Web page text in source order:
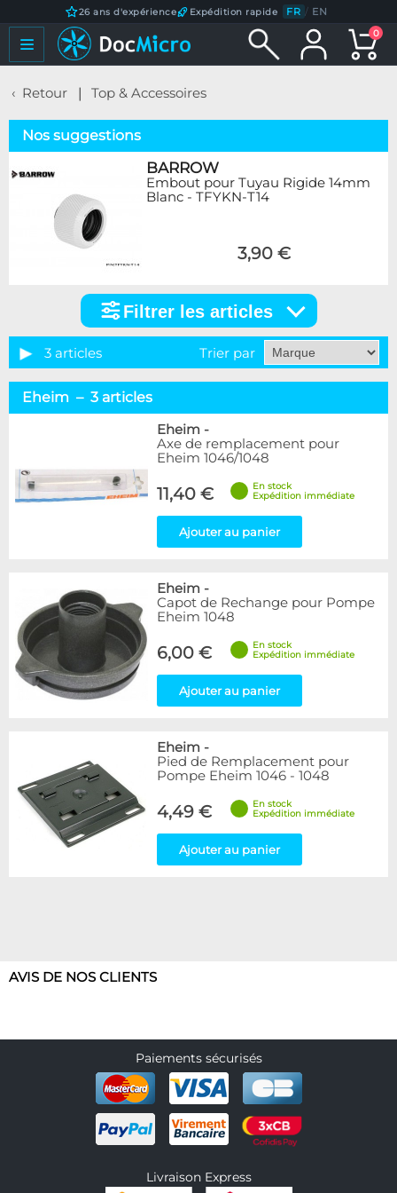
26 ans d'expérience Expédition rapide FR / EN
0
Retour Top & Accessoires
Nos suggestions
BARROW
Embout pour Tuyau Rigide 14mm
Blanc - TFYKN-T14
3,90 €
articles
Marque
Alphacool
10
1
Eheim
3
EK Water Blocks
6
Disponibilité / Promotions
Articles en stock
Articles en promotions
Appliquer
Filtrer les articles
3 articles Trier par
Eheim – 3 articles
Eheim -
Axe de remplacement pour
Eheim 1046/1048
11,40 €
En stock
Expédition immédiate
Ajouter au panier
Eheim -
Capot de Rechange pour Pompe
Eheim 1048
6,00 €
En stock
Expédition immédiate
Ajouter au panier
Eheim -
Pied de Remplacement pour
Pompe Eheim 1046 - 1048
4,49 €
En stock
Expédition immédiate
Ajouter au panier
AVIS DE NOS CLIENTS
Paiements sécurisés
Livraison Express